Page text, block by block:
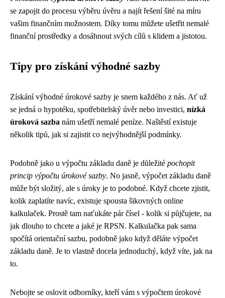
se zapojit do procesu výběru úvěru a najít řešení šité na míru
vašim finančním možnostem. Díky tomu můžete ušetřit nemalé
finanční prostředky a dosáhnout svých cílů s klidem a jistotou.
Tipy pro získání výhodné sazby
Získání výhodné úrokové sazby je snem každého z nás. Ať už
se jedná o hypotéku, spotřebitelský úvěr nebo investici, nízká
úroková sazba nám ušetří nemalé peníze. Naštěstí existuje
několik tipů, jak si zajistit co nejvýhodnější podmínky.
Podobně jako u výpočtu základu daně je důležité pochopit
princip výpočtu úrokové sazby. No jasně, výpočet základu daně
může být složitý, ale s úroky je to podobné. Když chcete zjistit,
kolik zaplatíte navíc, existuje spousta šikovných online
kalkulaček. Prostě tam naťukáte pár čísel - kolik si půjčujete, na
jak dlouho to chcete a jaké je RPSN. Kalkulačka pak sama
spočítá orientační sazbu, podobně jako když děláte výpočet
základu daně. Je to vlastně docela jednoduchý, když víte, jak na
to.
Nebojte se oslovit odborníky, kteří vám s výpočtem úrokové